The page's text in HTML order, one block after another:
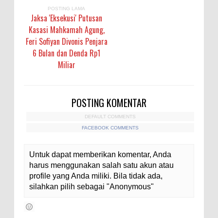
POSTING LAMA
Jaksa 'Eksekusi' Putusan
Kasasi Mahkamah Agung,
Feri Sofiyan Divonis Penjara
6 Bulan dan Denda Rp1
Miliar
POSTING KOMENTAR
DEFAULT COMMENTS
FACEBOOK COMMENTS
Untuk dapat memberikan komentar, Anda
harus menggunakan salah satu akun atau
profile yang Anda miliki. Bila tidak ada,
silahkan pilih sebagai "Anonymous"